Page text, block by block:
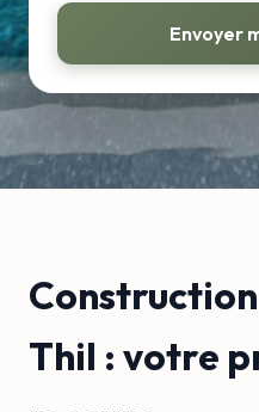
Envoyer
Thil : votre